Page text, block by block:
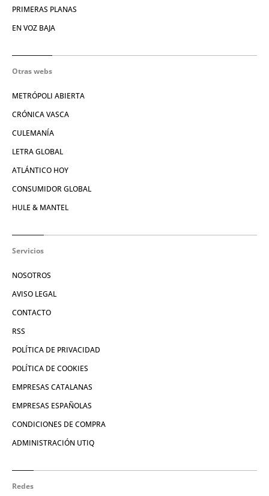
PRIMERAS PLANAS
EN VOZ BAJA
Otras webs
METRÓPOLI ABIERTA
CRÓNICA VASCA
CULEMANÍA
LETRA GLOBAL
ATLÁNTICO HOY
CONSUMIDOR GLOBAL
HULE & MANTEL
Servicios
NOSOTROS
AVISO LEGAL
CONTACTO
RSS
POLÍTICA DE PRIVACIDAD
POLÍTICA DE COOKIES
EMPRESAS CATALANAS
EMPRESAS ESPAÑOLAS
CONDICIONES DE COMPRA
ADMINISTRACIÓN UTIQ
Redes